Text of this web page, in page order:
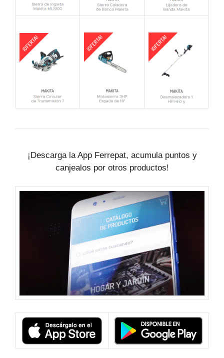
¡Descarga la App Ferrepat, acumula puntos y
canjealos por otros productos!